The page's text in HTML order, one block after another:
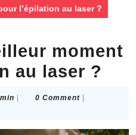
l’épilation au laser ?
moment
au laser ?
Admin0 Comment